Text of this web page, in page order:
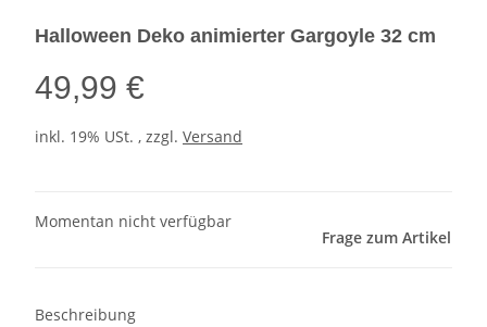
Halloween Deko animierter Gargoyle 32 cm
49,99 €
inkl. 19% USt. , zzgl. Versand
Momentan nicht verfügbar
Frage zum Artikel
Beschreibung